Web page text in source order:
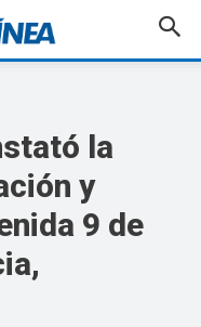
la
y
9 de